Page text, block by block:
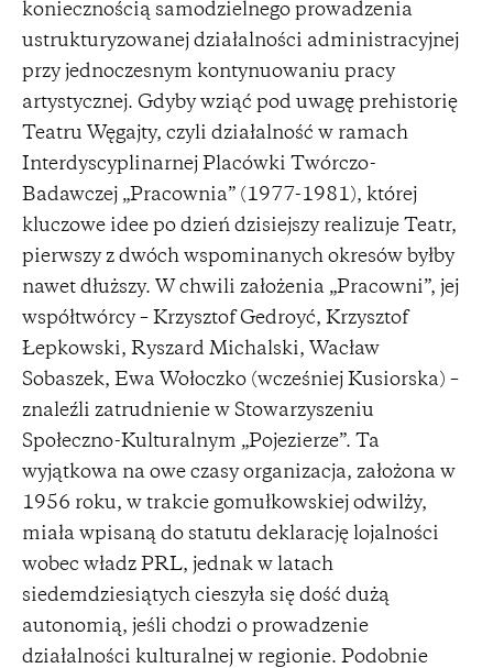
koniecznością samodzielnego prowadzenia
ustrukturyzowanej działalności administracyjnej
przy jednoczesnym kontynuowaniu pracy
artystycznej. Gdyby wziąć pod uwagę prehistorię
Teatru Węgajty, czyli działalność w ramach
Interdyscyplinarnej Placówki Twórczo-
Badawczej „Pracownia” (1977-1981), której
kluczowe idee po dzień dzisiejszy realizuje Teatr,
pierwszy z dwóch wspominanych okresów byłby
nawet dłuższy. W chwili założenia „Pracowni”, jej
współtwórcy – Krzysztof Gedroyć, Krzysztof
Łepkowski, Ryszard Michalski, Wacław
Sobaszek, Ewa Wołoczko (wcześniej Kusiorska) –
znaleźli zatrudnienie w Stowarzyszeniu
Społeczno-Kulturalnym „Pojezierze”. Ta
wyjątkowa na owe czasy organizacja, założona w
1956 roku, w trakcie gomułkowskiej odwilży,
miała wpisaną do statutu deklarację lojalności
wobec władz PRL, jednak w latach
siedemdziesiątych cieszyła się dość dużą
autonomią, jeśli chodzi o prowadzenie
działalności kulturalnej w regionie. Podobnie